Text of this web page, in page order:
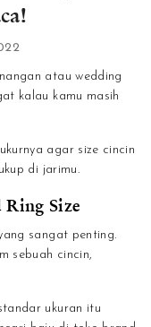
atau wedding
kalau kamu masih
agar size cincin
di jarimu.
Ring Size
sangat penting.
sebuah cincin,
ukuran itu